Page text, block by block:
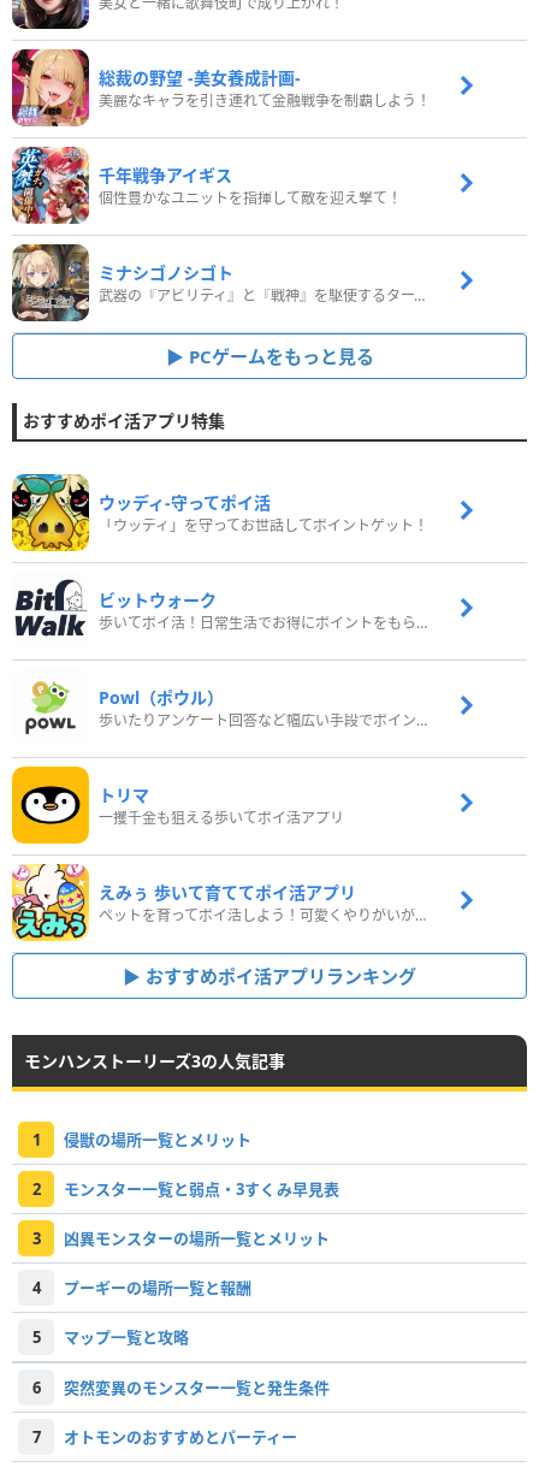
総裁の野望 -美女養成計画-
美麗なキャラを引き連れて金融戦争を制覇しよう！
千年戦争アイギス
個性豊かなユニットを指揮して敵を迎え撃て！
ミナシゴノシゴト
武器の『アビリティ』と『戦神』を駆使するターン制コマンドバトルRPG！
PCゲームをもっと見る
おすすめポイ活アプリ特集
ウッディ‐守ってポイ活
「ウッディ」を守ってお世話してポイントゲット！
ビットウォーク
歩いてポイ活！日常生活でお得にポイントをもらおう
Powl（ポウル）
歩いたりアンケート回答など幅広い手段でポイントをゲット
トリマ
一攫千金も狙える歩いてポイ活アプリ
えみぅ 歩いて育ててポイ活アプリ
ペットを育ってポイ活しよう！可愛くやりがいがある新感覚アプリ
おすすめポイ活アプリランキング
モンハンストーリーズ3の人気記事
1 侵獣の場所一覧とメリット
2 モンスター一覧と弱点・3すくみ早見表
3 凶異モンスターの場所一覧とメリット
4 プーギーの場所一覧と報酬
5 マップ一覧と攻略
6 突然変異のモンスター一覧と発生条件
7 オトモンのおすすめとパーティー